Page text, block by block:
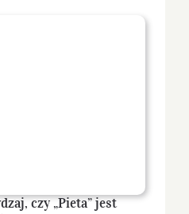
czy „Pieta” jest